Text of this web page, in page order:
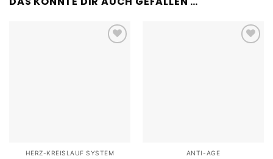
HERZ-KREISLAUF SYSTEM ANTI-AGE